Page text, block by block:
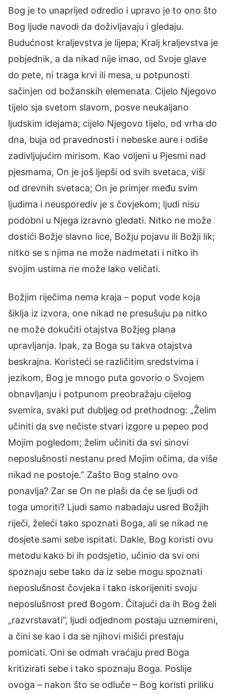
Bog je to unaprijed odredio i upravo je to ono što
Bog ljude navodi da doživljavaju i gledaju.
Budućnost kraljevstva je lijepa; Kralj kraljevstva je
pobjednik, a da nikad nije imao, od Svoje glave
do pete, ni traga krvi ili mesa, u potpunosti
sačinjen od božanskih elemenata. Cijelo Njegovo
tijelo sja svetom slavom, posve neukaljano
ljudskim idejama; cijelo Njegovo tijelo, od vrha do
dna, buja od pravednosti i nebeske aure i odiše
zadivljujućim mirisom. Kao voljeni u Pjesmi nad
pjesmama, On je još ljepši od svih svetaca, viši
od drevnih svetaca; On je primjer među svim
ljudima i neusporediv je s čovjekom; ljudi nisu
podobni u Njega izravno gledati. Nitko ne može
dostići Božje slavno lice, Božju pojavu ili Božji lik;
nitko se s njima ne može nadmetati i nitko ih
svojim ustima ne može lako veličati.
Božjim riječima nema kraja – poput vode koja
šiklja iz izvora, one nikad ne presušuju pa nitko
ne može dokučiti otajstva Božjeg plana
upravljanja. Ipak, za Boga su takva otajstva
beskrajna. Koristeći se različitim sredstvima i
jezikom, Bog je mnogo puta govorio o Svojem
obnavljanju i potpunom preobražaju cijelog
svemira, svaki put dubljeg od prethodnog: „Želim
učiniti da sve nečiste stvari izgore u pepeo pod
Mojim pogledom; želim učiniti da svi sinovi
neposlušnosti nestanu pred Mojim očima, da više
nikad ne postoje.” Zašto Bog stalno ovo
ponavlja? Zar se On ne plaši da će se ljudi od
toga umoriti? Ljudi samo nabadaju usred Božjih
riječi, želeći tako spoznati Boga, ali se nikad ne
dosjete sami sebe ispitati. Dakle, Bog koristi ovu
metodu kako bi ih podsjetio, učinio da svi oni
spoznaju sebe tako da iz sebe mogu spoznati
neposlušnost čovjeka i tako iskorijeniti svoju
neposlušnost pred Bogom. Čitajući da ih Bog želi
„razvrstavati”, ljudi odjednom postaju uznemireni,
a čini se kao i da se njihovi mišići prestaju
pomicati. Oni se odmah vraćaju pred Boga
kritizirati sebe i tako spoznaju Boga. Poslije
ovoga – nakon što se odluče – Bog koristi priliku